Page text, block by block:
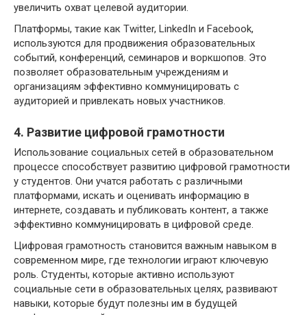
увеличить охват целевой аудитории.
Платформы, такие как Twitter, LinkedIn и Facebook,
используются для продвижения образовательных
событий, конференций, семинаров и воркшопов. Это
позволяет образовательным учреждениям и
организациям эффективно коммуницировать с
аудиторией и привлекать новых участников.
4. Развитие цифровой грамотности
Использование социальных сетей в образовательном
процессе способствует развитию цифровой грамотности
у студентов. Они учатся работать с различными
платформами, искать и оценивать информацию в
интернете, создавать и публиковать контент, а также
эффективно коммуницировать в цифровой среде.
Цифровая грамотность становится важным навыком в
современном мире, где технологии играют ключевую
роль. Студенты, которые активно используют
социальные сети в образовательных целях, развивают
навыки, которые будут полезны им в будущей